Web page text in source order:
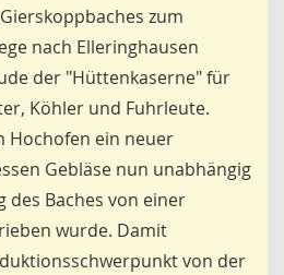
zum
nach Elleringhausen
der "Hüttenkaserne" für
Köhler und Fuhrleute.
Hochofen ein neuer
Gebläse nun unabhängig
Baches von einer
wurde. Damit
von der